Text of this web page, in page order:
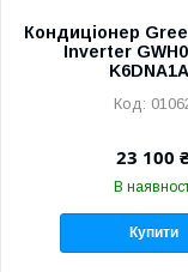
Кондиціонер Gree
Inverter
23 100
В
Купити